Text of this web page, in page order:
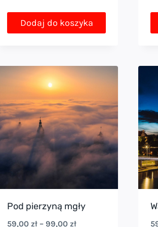
Dodaj do koszyka
Pod pierzyną mgły
59,00 zł – 99,00 złZakres